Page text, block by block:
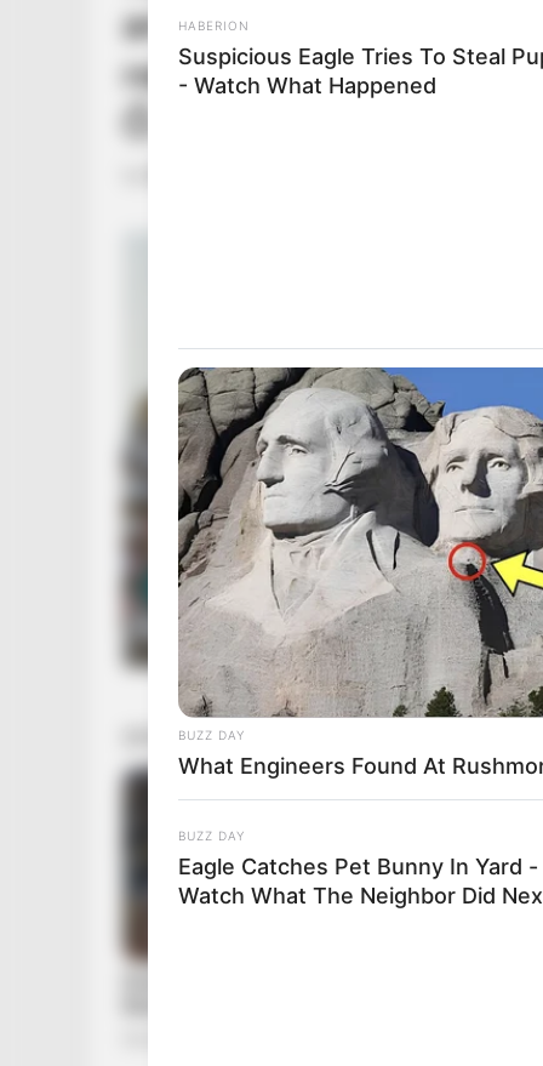
annyian szerettek
rendőrök is
Ő: – Mutatjuk a
HABERION
Suspicious Eagle Tries To Steal
- Watch What Happened
BUZZ DAY
What Engineers Found At
BUZZ DAY
Eagle Catches Pet Bunny In Yard -
Watch What The Neighbor Did